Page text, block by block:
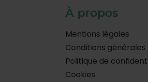
À propos
Mentions légales
Conditions
Politique de
Cookies